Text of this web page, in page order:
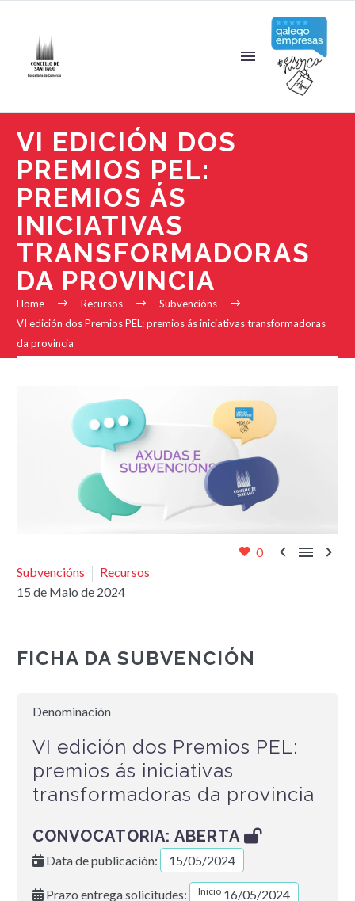
VI EDICIÓN DOS
PREMIOS PEL:
PREMIOS ÁS
INICIATIVAS
TRANSFORMADORAS
DA PROVINCIA
Home Recursos
Subvencións
VI edición dos Premios PEL: premios ás iniciativas transformadoras
da provincia
0   
Subvencións
Recursos
15 de Maio de 2024
FICHA DA SUBVENCIÓN
Denominación
VI edición dos Premios PEL:
premios ás iniciativas
transformadoras da provincia
CONVOCATORIA: ABERTA
Data de publicación: 15/05/2024
Prazo entrega solicitudes: Inicio 16/05/2024